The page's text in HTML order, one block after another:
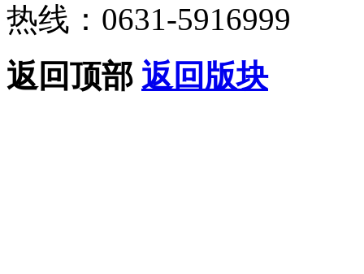
热线：0631-5916999
返回顶部 返回版块